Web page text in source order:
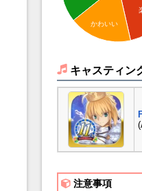
かわいい
キャスティン
注意事項